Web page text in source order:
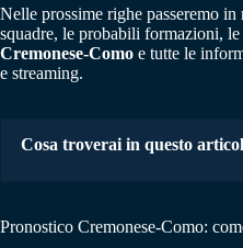
Nelle prossime righe passeremo
squadre, le probabili formazioni,
Cremonese-Como e tutte le
e streaming.
Cosa troverai in questo
Pronostico Cremonese-Como: